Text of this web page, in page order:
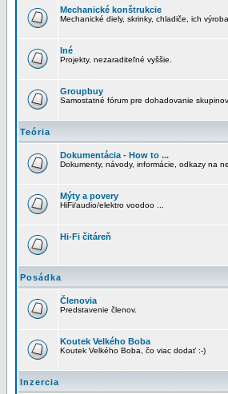
Mechanické konštrukcie
Mechanické diely, skrinky, chladiče, ich
Iné
Projekty, nezaraditeľné vyššie.
Groupbuy
Samostatné fórum pre dohadovanie
Teória
Dokumentácia - How to ...
Dokumenty, návody, informácie, odkazy na
Mýty a povery
HiFi/audio/elektro voodoo ...
Hi-Fi čitáreň
Posádka
Členovia
Predstavenie členov.
Koutek Velkého Boba
Koutek Velkého Boba, čo viac dodať :-)
Inzercia